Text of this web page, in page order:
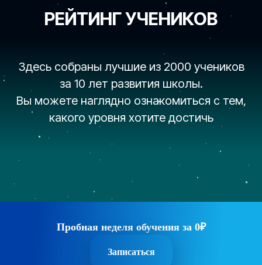
РЕЙТИНГ УЧЕНИКОВ
Здесь собраны лучшие из 2000 учеников
за 10 лет развития школы.
Вы можете наглядно ознакомиться с тем,
какого уровня хотите достичь
Пробная неделя обучения за 0₽
Записаться